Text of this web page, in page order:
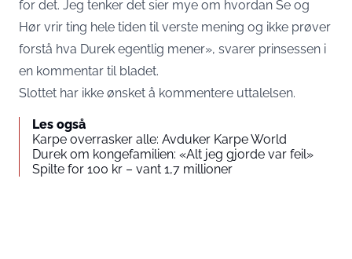
for det. Jeg tenker det sier mye om hvordan Se og
Hør vrir ting hele tiden til verste mening og ikke prøver
forstå hva Durek egentlig mener», svarer prinsessen i
en kommentar til bladet.
Slottet har ikke ønsket å kommentere uttalelsen.
Les også
Karpe overrasker alle: Avduker Karpe World
Durek om kongefamilien: «Alt jeg gjorde var feil»
Spilte for 100 kr – vant 1,7 millioner